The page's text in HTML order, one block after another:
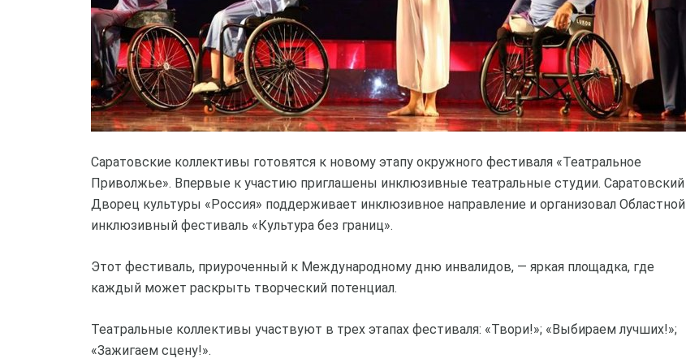
Саратовские коллективы готовятся к новому этапу окружного фестиваля «Театральное
Приволжье». Впервые к участию приглашены инклюзивные театральные студии. Саратовский
Дворец культуры «Россия» поддерживает инклюзивное направление и организовал Областной
инклюзивный фестиваль «Культура без границ».
Этот фестиваль, приуроченный к Международному дню инвалидов, — яркая площадка, где
каждый может раскрыть творческий потенциал.
Театральные коллективы участвуют в трех этапах фестиваля: «Твори!»; «Выбираем лучших!»;
«Зажигаем сцену!».